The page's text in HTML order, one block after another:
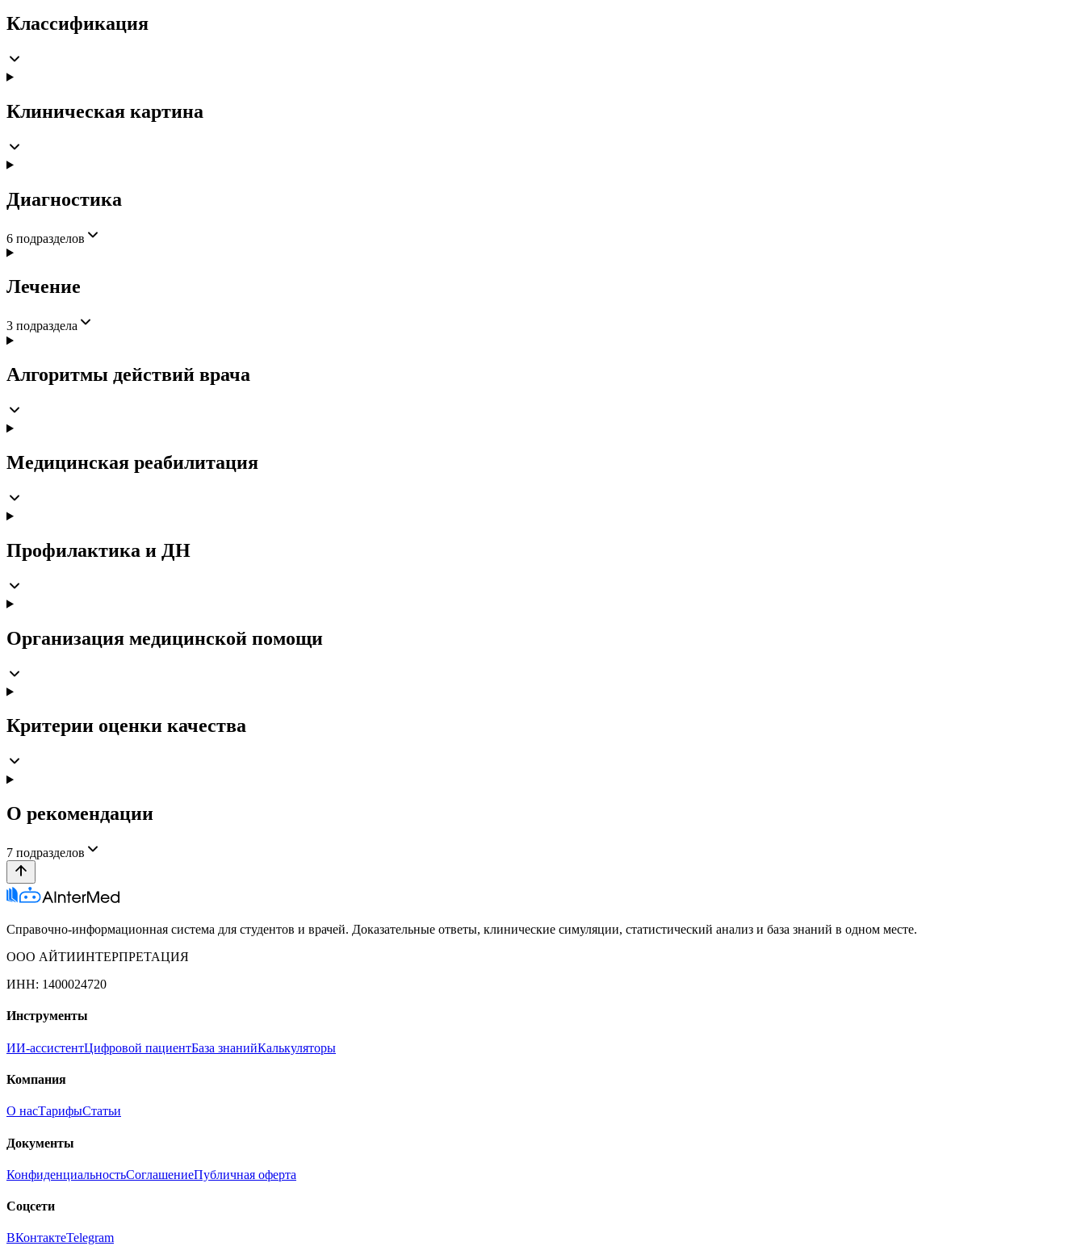
Классификация
Клиническая картина
Диагностика
6 подразделов
Лечение
3 подраздела
Алгоритмы действий врача
Медицинская реабилитация
Профилактика и ДН
Организация медицинской помощи
Критерии оценки качества
О рекомендации
7 подразделов
Справочно-информационная система для студентов и врачей. Доказательные ответы, клинические симуляции, статистический анализ и база знаний в одном месте.
ООО АЙТИИНТЕРПРЕТАЦИЯ
ИНН: 1400024720
Инструменты
ИИ-ассистентЦифровой пациентБаза знанийКалькуляторы
Компания
О насТарифыСтатьи
Документы
КонфиденциальностьСоглашениеПубличная оферта
Соцсети
ВКонтактеTelegram